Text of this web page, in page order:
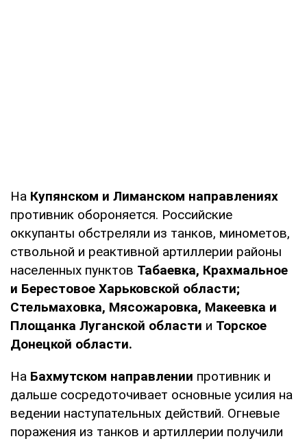
На Купянском и Лиманском направлениях
противник обороняется. Российские
оккупанты обстреляли из танков, минометов,
ствольной и реактивной артиллерии районы
населенных пунктов Табаевка, Крахмальное
и Берестовое Харьковской области;
Стельмаховка, Мясожаровка, Макеевка и
Площанка Луганской области и Торское
Донецкой области.
На Бахмутском направлении противник и
дальше сосредоточивает основные усилия на
ведении наступательных действий. Огневые
поражения из танков и артиллерии получили